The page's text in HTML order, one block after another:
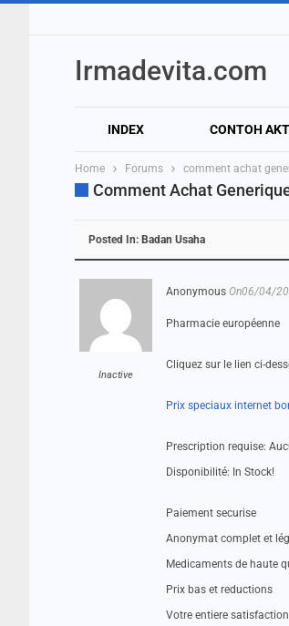
Irmadevita.com
INDEX CONTOH
Home Forums comment achat
Comment Achat
Posted In: Badan Usaha
Inactive
Anonymous On06/04/
Pharmacie européenne
Cliquez sur le lien ci-
Prix speciaux internet
Prescription requise:
Disponibilité: In Stock!
Paiement securise
Anonymat complet et
Medicaments de haute
Prix bas et reductions
Votre entiere